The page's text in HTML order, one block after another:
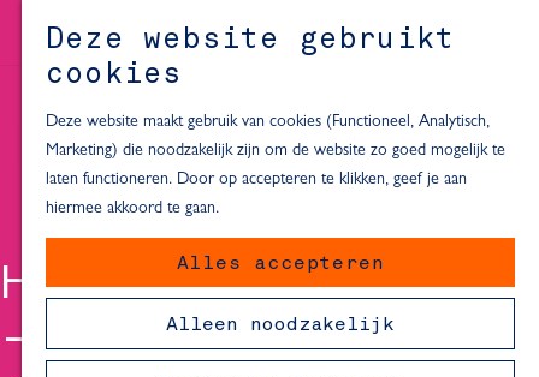
Deze website gebruikt
cookies
Deze website maakt gebruik van cookies (Functioneel, Analytisch,
Marketing) die noodzakelijk zijn om de website zo goed mogelijk te
laten functioneren. Door op accepteren te klikken, geef je aan
hiermee akkoord te gaan.
Alles accepteren
Alleen noodzakelijk
M
e
n
u
Inspiratie voor een dagje Delft
Dagje naar het strand
Fietsen in de omgeving van Delft
Must-see attracties in de buurt
van Delft
Blijven slapen
24 uur in Delft
48 uur in Delft
72 uur in Delft
HERMAN VAN VEEN
- VANDAAG